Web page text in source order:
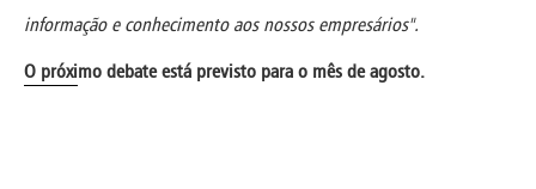
informação e conhecimento aos nossos empresários".
O próximo debate está previsto para o mês de agosto.